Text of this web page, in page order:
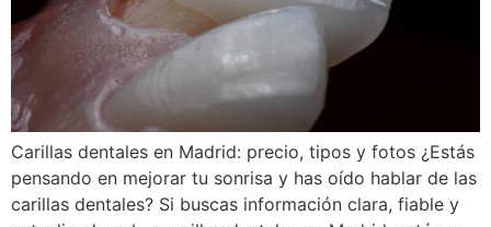
Carillas dentales en Madrid: precio, tipos y fotos ¿Estás
pensando en mejorar tu sonrisa y has oído hablar de las
carillas dentales? Si buscas información clara, fiable y